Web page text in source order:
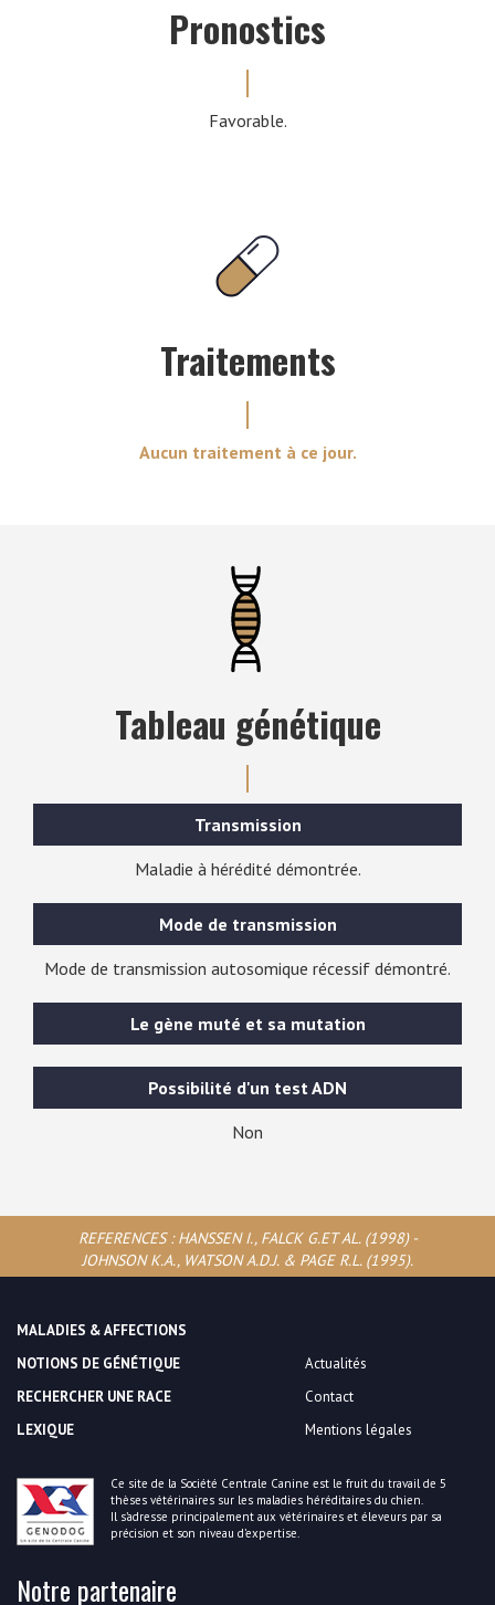
Pronostics
Favorable.
Traitements
Aucun traitement à ce jour.
Tableau génétique
Transmission
Maladie à hérédité démontrée.
Mode de transmission
Mode de transmission autosomique récessif démontré.
Le gène muté et sa mutation
Possibilité d'un test ADN
Non
REFERENCES : HANSSEN I., FALCK G.ET AL. (1998) -
JOHNSON K.A., WATSON A.D.J. & PAGE R.L. (1995).
MALADIES & AFFECTIONS
NOTIONS DE GÉNÉTIQUE
RECHERCHER UNE RACE
LEXIQUE
Actualités
Contact
Mentions légales
Ce site de la Société Centrale Canine est le fruit du travail de 5
thèses vétérinaires sur les maladies héréditaires du chien.
Il s’adresse principalement aux vétérinaires et éleveurs par sa
précision et son niveau d’expertise.
Notre partenaire